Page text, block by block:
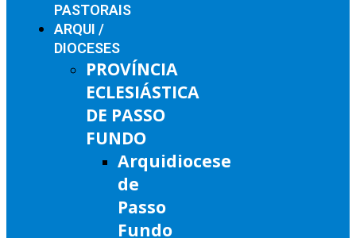
PASTORAIS
ARQUI /
DIOCESES
PROVÍNCIA
ECLESIÁSTICA
DE PASSO
FUNDO
Arquidiocese
de
Passo
Fundo